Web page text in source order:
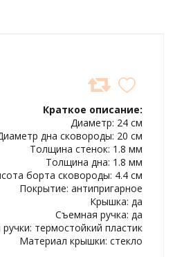
Краткое описание:
Диаметр: 24 см
дна сковороды: 20 см
Толщина стенок: 1.8 мм
Толщина дна: 1.8 мм
борта сковороды: 4.4 см
Покрытие: антипригарное
Крышка: да
Съемная ручка: да
термостойкий пластик
Материал крышки: стекло